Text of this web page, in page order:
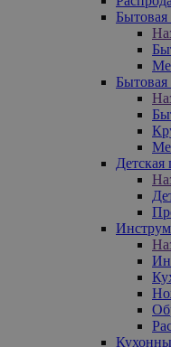
Бытовая
Бытовая
Детская